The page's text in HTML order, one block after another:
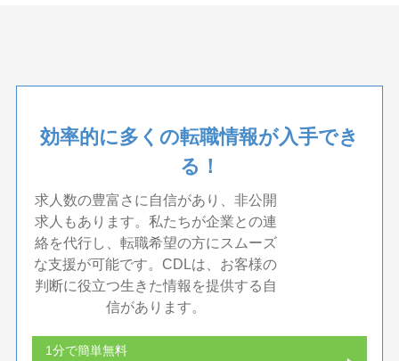
効率的に多くの転職情報が入手でき
る！
求人数の豊富さに自信があり、非公開
求人もあります。私たちが企業との連
絡を代行し、転職希望の方にスムーズ
な支援が可能です。CDLは、お客様の
判断に役立つ生きた情報を提供する自
信があります。
1分で簡単無料